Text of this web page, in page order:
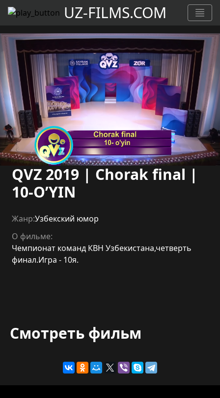
UZ-FILMS.COM
QVZ 2019 | Chorak final |
10-O’YIN
Жанр:Узбекский юмор
О фильме:
Чемпионат команд КВН Узбекистана,четверть
финал.Игра - 10я.
Смотреть фильм